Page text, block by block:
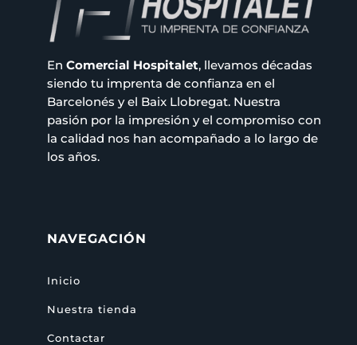
En Comercial Hospitalet, llevamos décadas
siendo tu imprenta de confianza en el
Barcelonés y el Baix Llobregat. Nuestra
pasión por la impresión y el compromiso con
la calidad nos han acompañado a lo largo de
los años.
NAVEGACIÓN
Inicio
Nuestra tienda
Contactar